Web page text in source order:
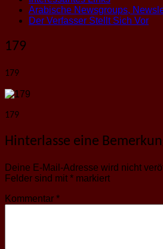
Arabische Newsgroups,
Der Verfasser Stellt Sich Vor
179
179
179
Hinterlasse eine
Deine E-Mail-Adresse wird nicht
Felder sind mit * markiert
Kommentar *